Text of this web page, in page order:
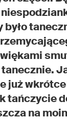
było
już
tańczycie
na